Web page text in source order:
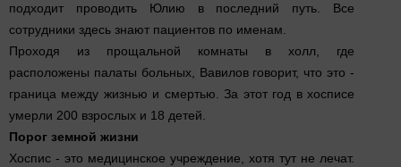
подходит проводить Юлию в последний путь. Все
сотрудники здесь знают пациентов по именам.
Проходя из прощальной комнаты в холл, где
расположены палаты больных, Вавилов говорит, что это -
граница между жизнью и смертью. За этот год в хосписе
умерли 200 взрослых и 18 детей.
Порог земной жизни
Хоспис - это медицинское учреждение, хотя тут не лечат.